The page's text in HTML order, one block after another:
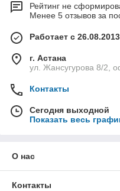
Рейтинг не
Менее 5 отзывов за
Работает с 26.08.2013
г. Астана
ул. Жансугурова 8/2,
Контакты
Сегодня выходной
Показать весь
О нас
Контакты